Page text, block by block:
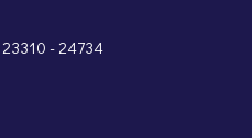
23310 - 24734